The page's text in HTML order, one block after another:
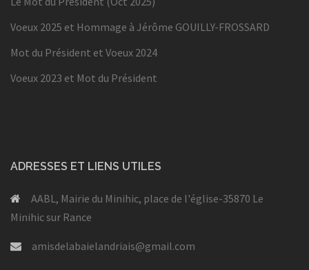
Voeux 2025 et Hommage à Jérôme GOUILLY-FROSSARD
Mot du Président et Voeux 2024
Voeux 2023 et Mot du Président
ADRESSES ET LIENS UTILES
AABL, Mairie du Minihic, place de l'église-35870 Le
Minihic sur Rance
amisdelabaielandriais@gmail.com